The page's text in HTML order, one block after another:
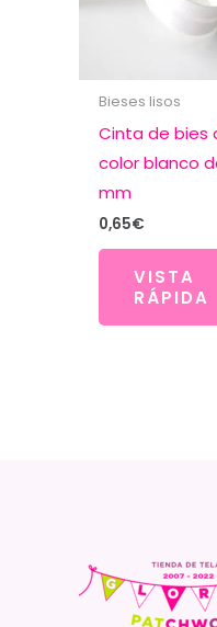
Bieses lisos
Cinta de bies
color blanco
mm
0,65€
VISTA
RÁPIDA